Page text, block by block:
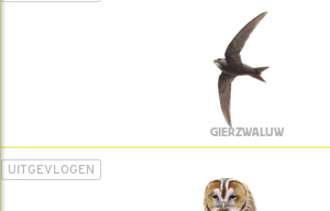
GIERZWALUW
UITGEVLOGEN